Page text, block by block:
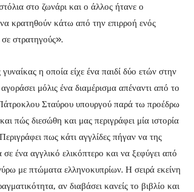
στο ζωνάρι και ο άλλος ήτανε ο
κρατηθούν κάτω από την επιρροή ενός
στρατηγούς».
η οποία είχε ένα παιδί δύο ετών στην
μόλις ένα διαμέρισμα απέναντι από το
Σταύρου υπουργού παρά τω προέδρω
πώς διεσώθη και μας περιγράφει μία ιστορία
πως κάτι αγγλίδες πήγαν να της
ένα αγγλικό ελικόπτερο και να ξεφύγει από
με πτώματα ελληνοκυπρίων. Η σειρά εκείνη
αν διαβάσει κανείς το βιβλίο και